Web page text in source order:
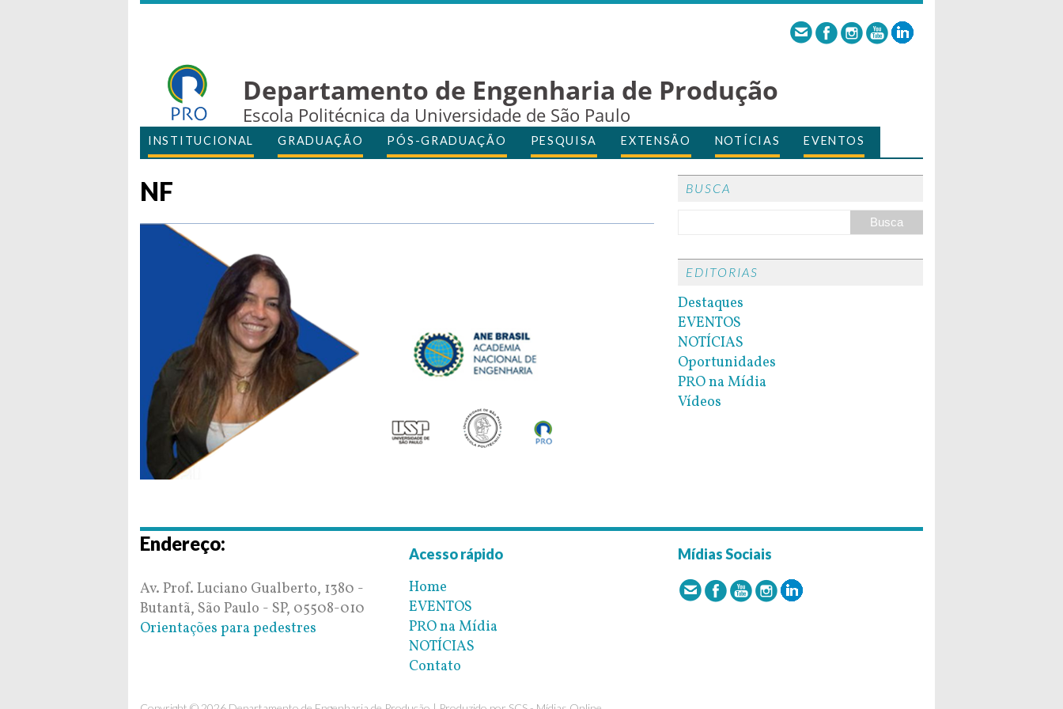
Departamento de Engenharia de Produção
Escola Politécnica da Universidade de São Paulo
INSTITUCIONAL GRADUAÇÃO PÓS-GRADUAÇÃO PESQUISA EXTENSÃO NOTÍCIAS EVENTOS
NF BUSCA
EDITORIAS
Destaques
EVENTOS
NOTÍCIAS
Oportunidades
PRO na Mídia
Vídeos
Endereço:
Av. Prof. Luciano Gualberto, 1380 -
Butantã, São Paulo - SP, 05508-010
Orientações para pedestres
Acesso rápido
Home
EVENTOS
PRO na Mídia
NOTÍCIAS
Contato
Mídias Sociais